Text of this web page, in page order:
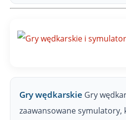
Gry wędkarskie Gry
zaawansowane symulatory,